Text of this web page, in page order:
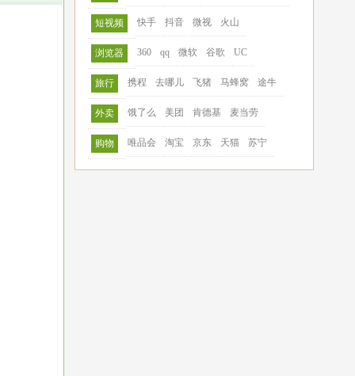
短视频 快手 抖音 微视 火山
浏览器 360 qq 微软 谷歌 UC
旅行 携程 去哪儿 飞猪 马蜂窝 途牛
外卖 饿了么 美团 肯德基 麦当劳
购物 唯品会 淘宝 京东 天猫 苏宁